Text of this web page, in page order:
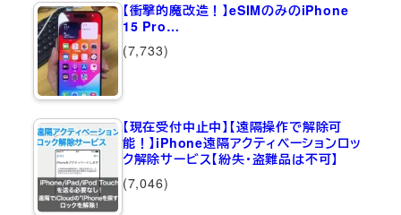
【衝撃的魔改造！】eSIMのみのiPhone
15 Pro…
(7,733)
【現在受付中止中】【遠隔操作で解除可
能！】iPhone遠隔アクティベーションロッ
ク解除サービス【紛失・盗難品は不可】
(7,046)